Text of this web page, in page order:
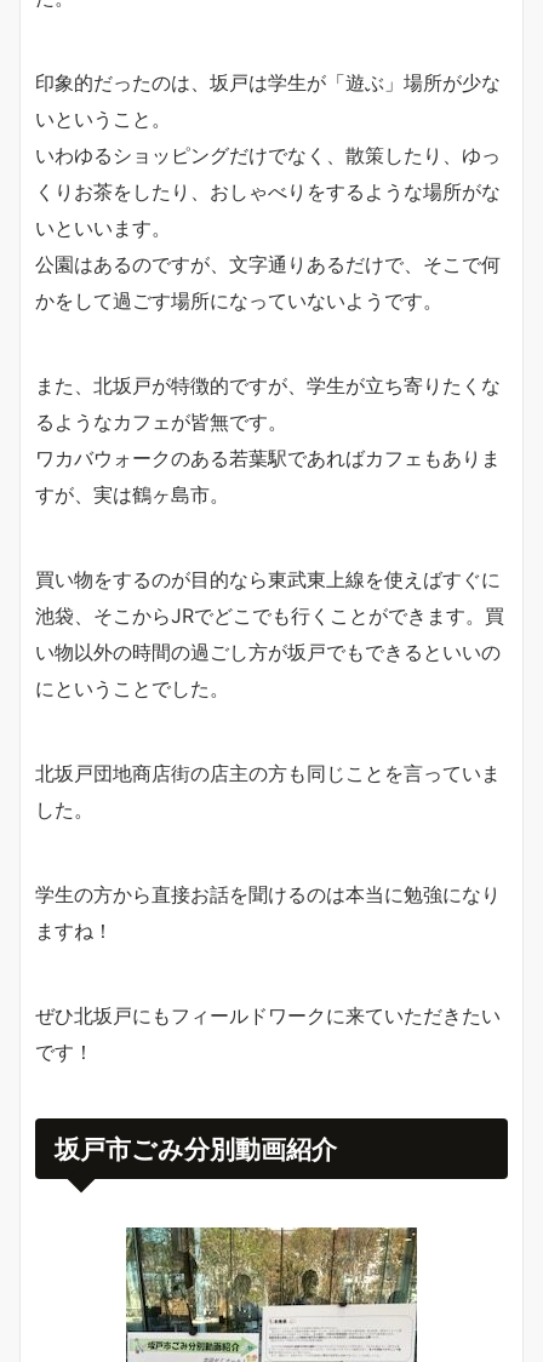
印象的だったのは、坂戸は学生が「遊ぶ」場所が少な
いということ。
いわゆるショッピングだけでなく、散策したり、ゆっ
くりお茶をしたり、おしゃべりをするような場所がな
いといいます。
公園はあるのですが、文字通りあるだけで、そこで何
かをして過ごす場所になっていないようです。
また、北坂戸が特徴的ですが、学生が立ち寄りたくな
るようなカフェが皆無です。
ワカバウォークのある若葉駅であればカフェもありま
すが、実は鶴ヶ島市。
買い物をするのが目的なら東武東上線を使えばすぐに
池袋、そこからJRでどこでも行くことができます。買
い物以外の時間の過ごし方が坂戸でもできるといいの
にということでした。
北坂戸団地商店街の店主の方も同じことを言っていま
した。
学生の方から直接お話を聞けるのは本当に勉強になり
ますね！
ぜひ北坂戸にもフィールドワークに来ていただきたい
です！
坂戸市ごみ分別動画紹介